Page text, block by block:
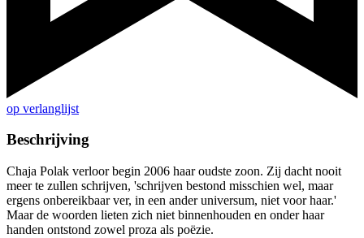
op verlanglijst
Beschrijving
Chaja Polak verloor begin 2006 haar oudste zoon. Zij dacht nooit
meer te zullen schrijven, 'schrijven bestond misschien wel, maar
ergens onbereikbaar ver, in een ander universum, niet voor haar.'
Maar de woorden lieten zich niet binnenhouden en onder haar
handen ontstond zowel proza als poëzie.